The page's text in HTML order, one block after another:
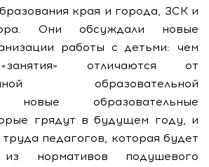
края и города, ЗСК и
Они обсуждали новые
работы с детьми: чем
отличаются от
образовательной
новые образовательные
грядут в будущем году, и
педагогов, которая будет
из нормативов подушевого